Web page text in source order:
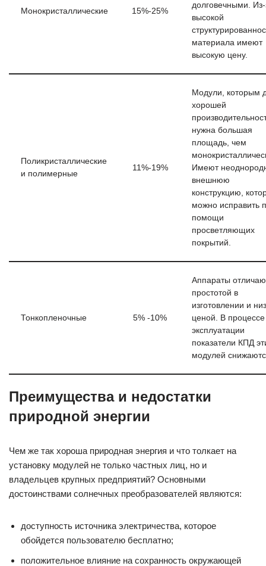
Монокристаллические 15%-25%
долговечными. Из-
высокой
материала имеют
высокую цену.
Поликристаллические
и полимерные
11%-19%
Модули, которым
хорошей
нужна большая
площадь, чем
Имеют
внешнюю
конструкцию,
можно исправить
помощи
просветляющих
покрытий.
Тонкопленочные 5% -10%
Аппараты
простотой в
изготовлении и
ценой. В процессе
эксплуатации
показатели КПД
модулей
Преимущества и недостатки
природной энергии
Чем же так хороша природная энергия и что толкает на
установку модулей не только частных лиц, но и
владельцев крупных предприятий? Основными
достоинствами солнечных преобразователей являются:
доступность источника электричества, которое
обойдется пользователю бесплатно;
положительное влияние на сохранность окружающей